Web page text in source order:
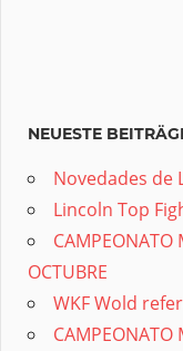
NEUESTE
Novedades de
Lincoln Top
CAMPEONATO
OCTUBRE
WKF Wold
CAMPEONATO